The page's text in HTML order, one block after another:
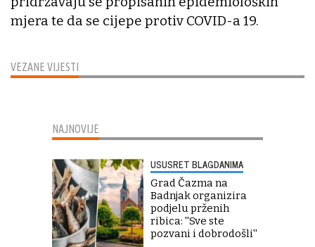
VEZANE VIJESTI
mjera te da se cijepe protiv COVID-a 19.
NAJNOVIJE
USUSRET BLAGDANIMA
Grad Čazma na
Badnjak organizira
podjelu prženih
ribica: ''Sve ste
pozvani i dobrodošli''